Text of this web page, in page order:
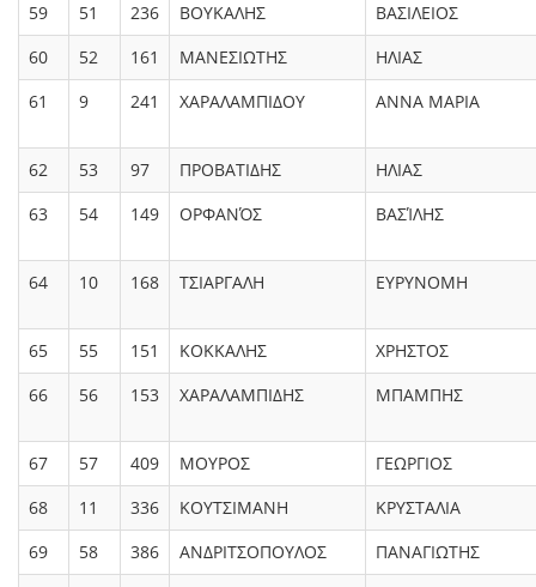
59
51 236 ΒΟΥΚΑΛΗΣ
ΒΑΣΙΛΕΙΟΣ
60
52 161 ΜΑΝΕΣΙΩΤΗΣ
ΗΛΙΑΣ
61
9 241 ΧΑΡΑΛΑΜΠΙΔΟΥ ΑΝΝΑ ΜΑΡΙΑ
62 53 97 ΠΡΟΒΑΤΙΔΗΣ
ΗΛΙΑΣ
63
54 149 ΟΡΦΑΝΌΣ ΒΑΣΊΛΗΣ
64 10 168 ΤΣΙΑΡΓΑΛΗ ΕΥΡΥΝΟΜΗ
65 55 151 ΚΟΚΚΑΛΗΣ
ΧΡΗΣΤΟΣ
66
56 153 ΧΑΡΑΛΑΜΠΙΔΗΣ ΜΠΑΜΠΗΣ
67 57 409 ΜΟΥΡΟΣ
ΓΕΩΡΓΙΟΣ
68
11 336 ΚΟΥΤΣΙΜΑΝΗ
ΚΡΥΣΤΑΛΙΑ
69
58 386 ΑΝΔΡΙΤΣΟΠΟΥΛΟΣ
ΠΑΝΑΓΙΩΤΗΣ